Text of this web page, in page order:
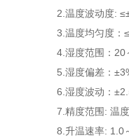
2.温度波动度:
3.温度均匀度：
4.湿度范围：20
5.湿度偏差：
6.湿度波动：
7.精度范围: 温
8.升温速率: 1.0